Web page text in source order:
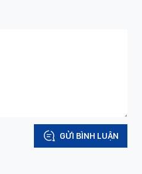
GỬI BÌNH LUẬN